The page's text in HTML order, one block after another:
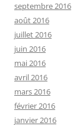
septembre 2016
août 2016
juillet 2016
juin 2016
mai 2016
avril 2016
mars 2016
février 2016
janvier 2016